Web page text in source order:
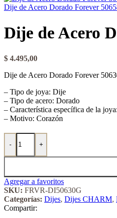
Dije de Acero Dorado Forever
Dije de Acero
$ 4.495,00
Dije de Acero Dorado Forever
– Tipo de joya: Dije
– Tipo de acero: Dorado
– Característica específica de la
– Motivo: Corazón
-
Dije de Acero Dorado Forever
+
Agregar a favoritos
SKU: FRVR-DI50630G
Categorías: Dijes, Dijes CHARM,
Compartir: